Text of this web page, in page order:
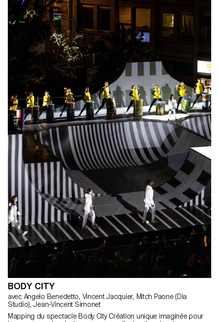
BODY CITY
avec Angelo Benedetto, Vincent Jacquier, Mitch Paone (Dia
Studio), Jean-Vincent Simonet
Mapping du spectacle Body City Création unique imaginée pour